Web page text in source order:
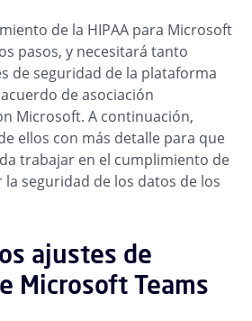
de la HIPAA para Microsoft
pasos, y necesitará tanto
de seguridad de la plataforma
de asociación
Microsoft. A continuación,
ellos con más detalle para que
trabajar en el cumplimiento de
la seguridad de los datos de los
ajustes de
Microsoft Teams